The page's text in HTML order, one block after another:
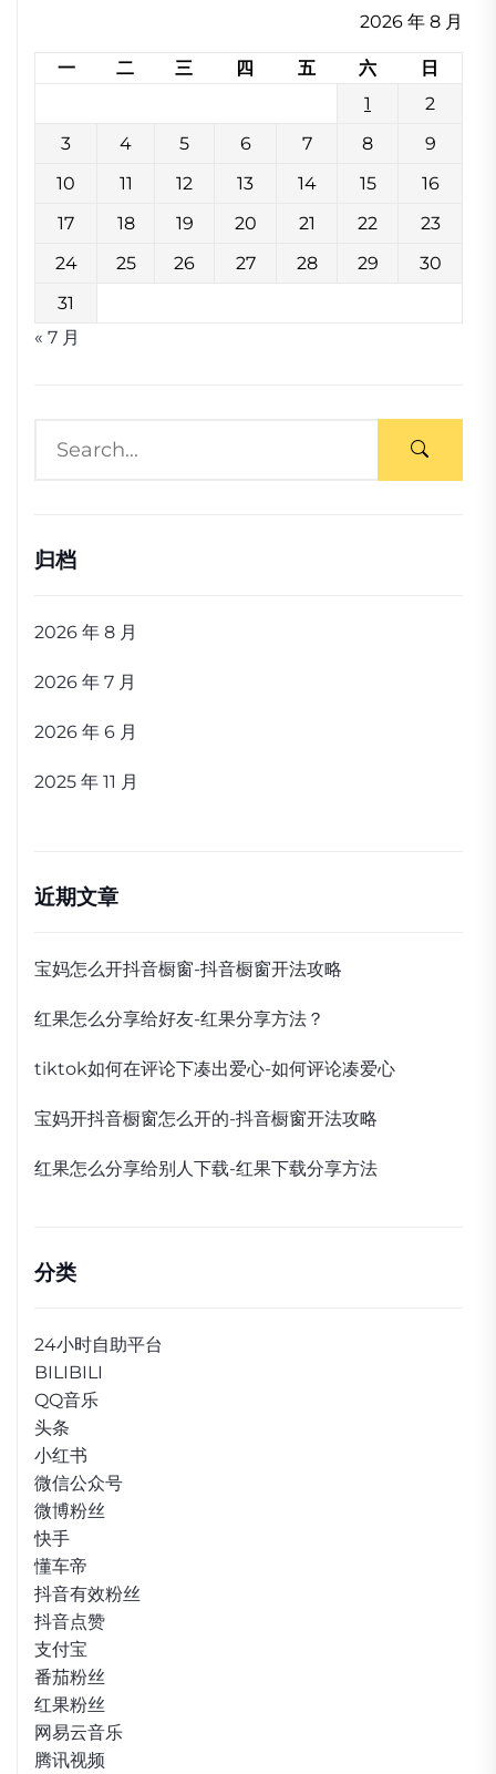
2026 年 8 月
一 二 三 四 五 六
日
1
2
3
4 5 6 7 8
9
10
11 12 13 14 15
16
17
18 19 20 21 22
23
24
25 26 27 28 29
30
31
« 7 月
归档
2026 年 8 月
2026 年 7 月
2026 年 6 月
2025 年 11 月
近期文章
宝妈怎么开抖音橱窗-抖音橱窗开法攻略
红果怎么分享给好友-红果分享方法？
tiktok如何在评论下凑出爱心-如何评论凑爱心
宝妈开抖音橱窗怎么开的-抖音橱窗开法攻略
红果怎么分享给别人下载-红果下载分享方法
分类
24小时自助平台
BILIBILI
QQ音乐
头条
小红书
微信公众号
微博粉丝
快手
懂车帝
抖音有效粉丝
抖音点赞
支付宝
番茄粉丝
红果粉丝
网易云音乐
腾讯视频